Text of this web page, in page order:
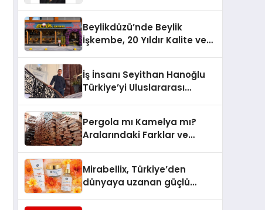
Beylikdüzü’nde Beylik
İşkembe, 20 Yıldır Kalite ve
İş İnsanı Seyithan Hanoğlu
Türkiye’yi Uluslararası
Pergola mı Kamelya mı?
Aralarındaki Farklar ve
Mirabellix, Türkiye’den
dünyaya uzanan güçlü